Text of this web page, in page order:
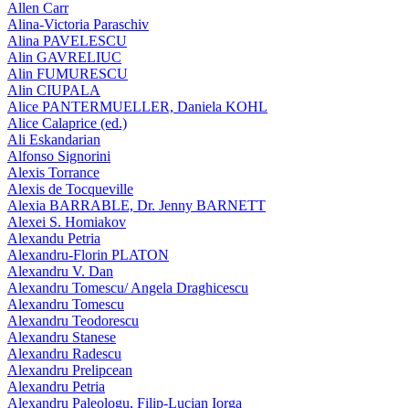
Allen Carr
Alina-Victoria Paraschiv
Alina PAVELESCU
Alin GAVRELIUC
Alin FUMURESCU
Alin CIUPALA
Alice PANTERMUELLER, Daniela KOHL
Alice Calaprice (ed.)
Ali Eskandarian
Alfonso Signorini
Alexis Torrance
Alexis de Tocqueville
Alexia BARRABLE, Dr. Jenny BARNETT
Alexei S. Homiakov
Alexandu Petria
Alexandru-Florin PLATON
Alexandru V. Dan
Alexandru Tomescu/ Angela Draghicescu
Alexandru Tomescu
Alexandru Teodorescu
Alexandru Stanese
Alexandru Radescu
Alexandru Prelipcean
Alexandru Petria
Alexandru Paleologu, Filip-Lucian Iorga